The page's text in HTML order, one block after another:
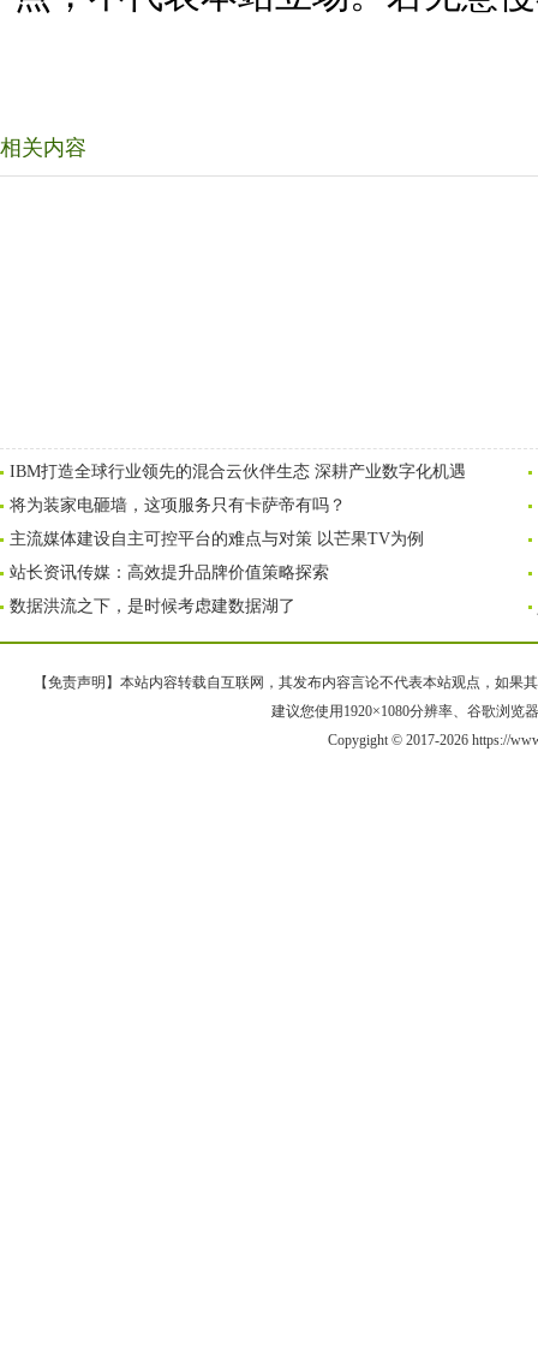
相关内容
IBM打造全球行业领先的混合云伙伴生态 深耕产业数字化机遇
将为装家电砸墙，这项服务只有卡萨帝有吗？
主流媒体建设自主可控平台的难点与对策 以芒果TV为例
站长资讯传媒：高效提升品牌价值策略探索
数据洪流之下，是时候考虑建数据湖了
【免责声明】本站内容转载自互联网，其发布内容言论不代表本站观点，如果
建议您使用1920×1080分辨率、谷歌浏览
Copygight © 2017-2026 https://